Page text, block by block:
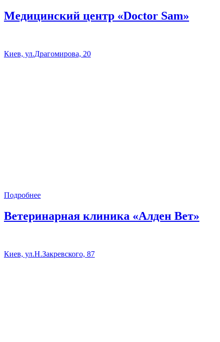
Медицинский центр «Doctor Sam»
Киев, ул.Драгомирова, 20
Подробнее
Ветеринарная клиника «Алден Вет»
Киев, ул.Н.Закревского, 87